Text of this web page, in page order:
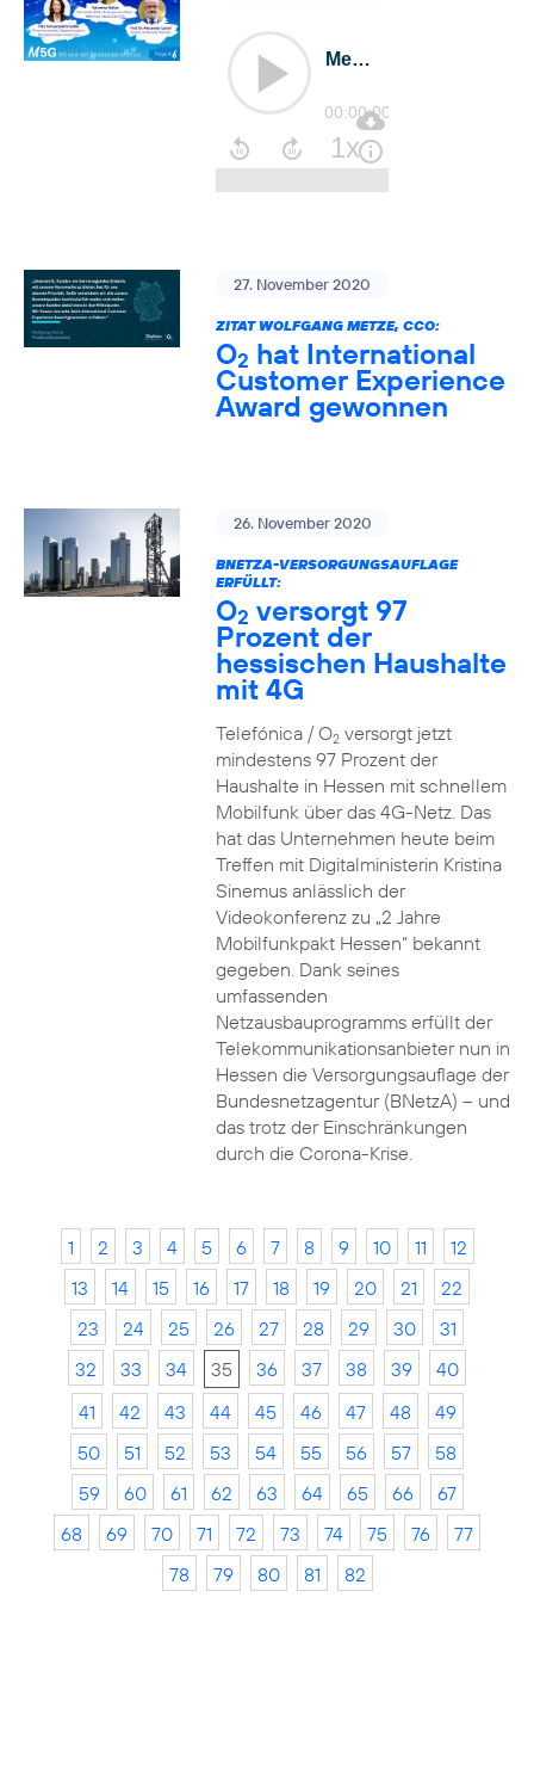
27. November 2020
ZITAT WOLFGANG METZE, CCO:
O2 hat International
Customer Experience
Award gewonnen
26. November 2020
BNETZA-VERSORGUNGSAUFLAGE
ERFÜLLT:
O2 versorgt 97
Prozent der
hessischen Haushalte
mit 4G
Telefónica / O2versorgt jetzt
mindestens 97 Prozent der
Haushalte in Hessen mit schnellem
Mobilfunk über das 4G-Netz. Das
hat das Unternehmen heute beim
Treffen mit Digitalministerin Kristina
Sinemus anlässlich der
Videokonferenz zu „2 Jahre
Mobilfunkpakt Hessen“ bekannt
gegeben. Dank seines
umfassenden
Netzausbauprogramms erfüllt der
Telekommunikationsanbieter nun in
Hessen die Versorgungsauflage der
Bundesnetzagentur (BNetzA) – und
das trotz der Einschränkungen
durch die Corona-Krise.
1 2 3 4 5 6 7 8 9 10 11
12
13
14 15 16 17 18 19 20 21
22
23
24 25 26 27 28 29 30
31
32
33 34 35 36 37 38 39
40
41
42 43 44 45 46 47 48
49
50
51 52 53 54 55 56 57
58
59
60 61 62 63 64 65 66
67
68
69 70 71 72 73 74 75 76
77
78
79 80 81 82